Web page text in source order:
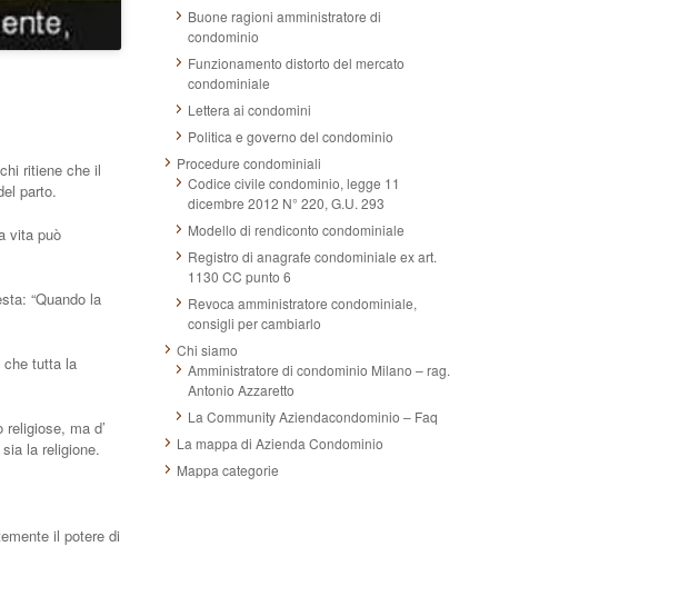
ritiene che il
parto.
vita può
“Quando la
che tutta la
ma d’
la religione.
il potere di
Buone ragioni amministratore di
condominio
Funzionamento distorto del mercato
condominiale
Lettera ai condomini
Politica e governo del condominio
Procedure condominiali
Codice civile condominio, legge 11
dicembre 2012 N° 220, G.U. 293
Modello di rendiconto condominiale
Registro di anagrafe condominiale ex art.
1130 CC punto 6
Revoca amministratore condominiale,
consigli per cambiarlo
Chi siamo
Amministratore di condominio Milano – rag.
Antonio Azzaretto
La Community Aziendacondominio – Faq
La mappa di Azienda Condominio
Mappa categorie